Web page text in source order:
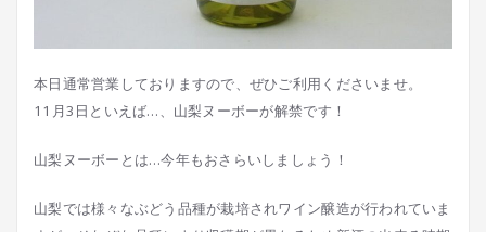
本日通常営業しておりますので、ぜひご利用くださいませ。
11月3日といえば…、山梨ヌーボーが解禁です！
山梨ヌーボーとは…今年もおさらいしましょう！
山梨では様々なぶどう品種が栽培されワイン醸造が行われていま